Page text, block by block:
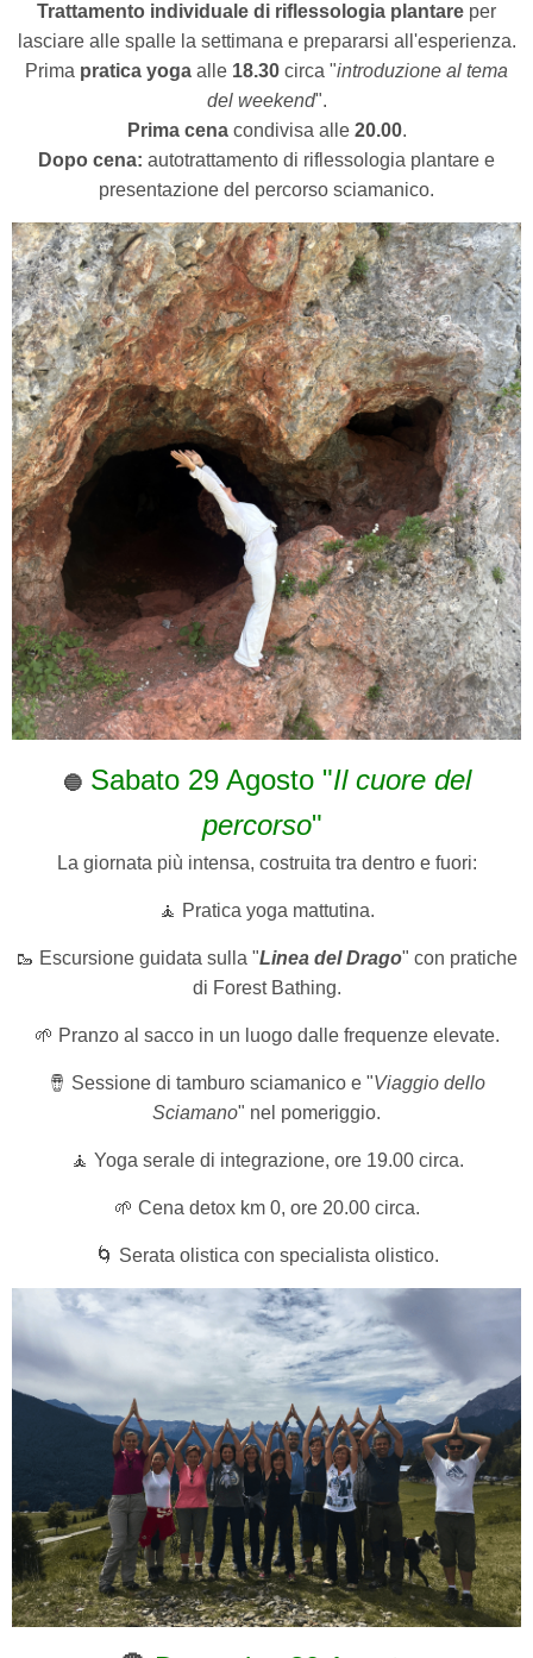
Trattamento individuale di riflessologia plantare per
lasciare alle spalle la settimana e prepararsi all'esperienza.
Prima pratica yoga alle 18.30 circa "introduzione al tema
del weekend".
Prima cenacondivisa alle 20.00.
Dopo cena: autotrattamento di riflessologia plantare e
presentazione del percorso sciamanico.
🔵Sabato 29 Agosto "Il cuore del
percorso"
La giornata più intensa, costruita tra dentro e fuori:
🧘 Pratica yoga mattutina.
🥾 Escursione guidata sulla "Linea del Drago" con pratiche
di Forest Bathing.
🌱 Pranzo al sacco in un luogo dalle frequenze elevate.
🪘 Sessione di tamburo sciamanico e "Viaggio dello
Sciamano" nel pomeriggio.
🧘 Yoga serale di integrazione, ore 19.00 circa.
🌱 Cena detox km 0, ore 20.00 circa.
🌀 Serata olistica con specialista olistico.